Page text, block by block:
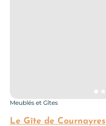
Le Gîte de Cournayres
Meublés et Gîtes